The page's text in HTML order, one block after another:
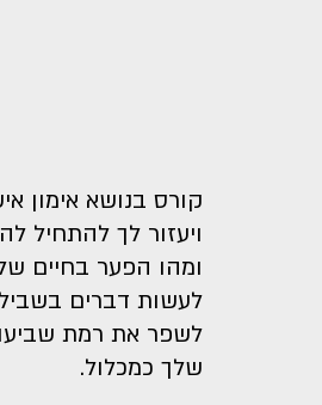
קורס בנושא אימון
ויעזור לך להתחיל
ומהו הפער בחיים
לעשות דברים
לשפר את רמת
שלך כמכלול.